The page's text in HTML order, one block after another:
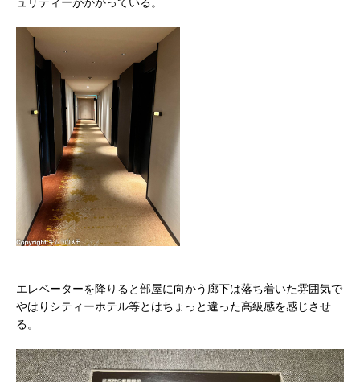
エレベーターを降りると部屋に向かう廊下は落ち着いた雰囲気で
やはりシティーホテル等とはちょっと違った高級感を感じさせ
る。